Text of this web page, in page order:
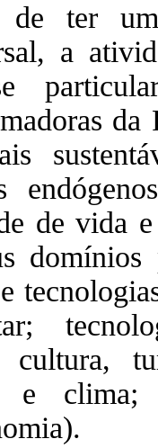
de ter
a
da
de vida
domínios
cultura,
e clima;